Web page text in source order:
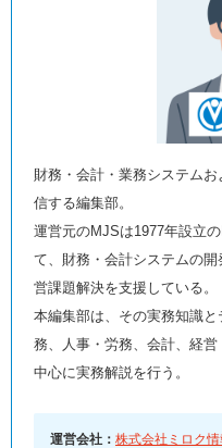
財務・会計・業務システム
信する編集部。
運営元のMJSは1977年設立
て、財務・会計システムの
営課題解決を支援している。
本編集部は、その実務知識
務、人事・労務、会計、経
中心に実務解説を行う。
運営会社： 株式会社ミロク